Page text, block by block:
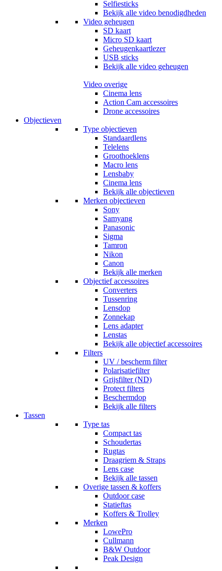
Selfiesticks
Bekijk alle video benodigdheden
Video geheugen
SD kaart
Micro SD kaart
Geheugenkaartlezer
USB sticks
Bekijk alle video geheugen
Video overige
Cinema lens
Action Cam accessoires
Drone accessoires
Objectieven
Type objectieven
Standaardlens
Telelens
Groothoeklens
Macro lens
Lensbaby
Cinema lens
Bekijk alle objectieven
Merken objectieven
Sony
Samyang
Panasonic
Sigma
Tamron
Nikon
Canon
Bekijk alle merken
Objectief accessoires
Converters
Tussenring
Lensdop
Zonnekap
Lens adapter
Lenstas
Bekijk alle objectief accessoires
Filters
UV / bescherm filter
Polarisatiefilter
Grijsfilter (ND)
Protect filters
Beschermdop
Bekijk alle filters
Tassen
Type tas
Compact tas
Schoudertas
Rugtas
Draagriem & Straps
Lens case
Bekijk alle tassen
Overige tassen & koffers
Outdoor case
Statieftas
Koffers & Trolley
Merken
LowePro
Cullmann
B&W Outdoor
Peak Design